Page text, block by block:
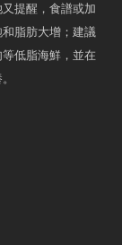
提醒，食譜或加
脂肪大增；建議
低脂海鮮，並在